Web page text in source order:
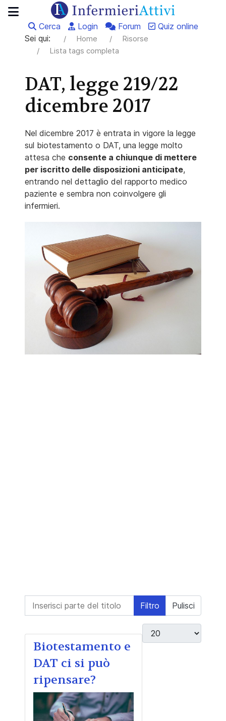
Cerca Login Forum
Quiz online
Sei qui:
Home
Risorse
Lista tags completa
DAT, legge 219/22
dicembre 2017
Nel dicembre 2017 è entrata in vigore la legge
sul biotestamento o DAT, una legge molto
attesa che consente a chiunque di mettere
per iscritto delle disposizioni anticipate,
entrando nel dettaglio del rapporto medico
paziente e sembra non coinvolgere gli
infermieri.
Inserisci parte del titolo Filtro Pulisci
Visualizza #
Biotestamento e
DAT ci si può
ripensare?